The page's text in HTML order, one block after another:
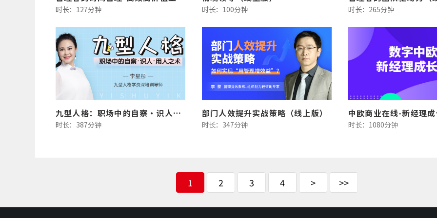
时长：127分钟 时长：100分钟 时长：265分钟
九型人格：职场中的自察·识人·用人之术（线上版）
时长：387分钟
部门人效提升实战策略（线上版）
时长：347分钟
中欧商业在线-新经理
时长：1080分钟
1 2 3 4 > >>